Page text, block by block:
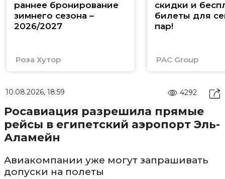
раннее бронирование
зимнего сезона –
2026/2027
Роза Хутор
скидки и
билеты для
пар!
PAC Group
10.08.2026, 18:59 4292
Росавиация разрешила прямые
рейсы в египетский аэропорт Эль-
Аламейн
Авиакомпании уже могут запрашивать
допуски на полеты